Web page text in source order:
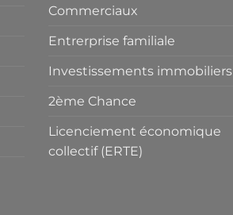
Commerciaux
Entrerprise familiale
Investissements immobiliers
2ème Chance
Licenciement économique
collectif (ERTE)